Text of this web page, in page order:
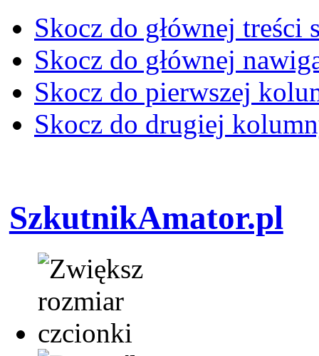
Skocz do głównej treści
Skocz do głównej
Skocz do pierwszej
Skocz do drugiej
SzkutnikAmator.pl